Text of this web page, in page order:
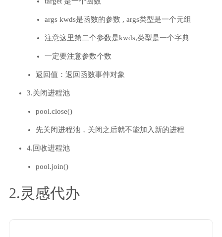
args kwds是函数的参数 , args类型是一个元组
注意这里第二个参数是kwds,类型是一个字典
一定要注意参数个数
返回值：返回函数事件对象
3.关闭进程池
pool.close()
先关闭进程池，关闭之后就不能加入新的进程
4.回收进程池
pool.join()
2.灵感代办